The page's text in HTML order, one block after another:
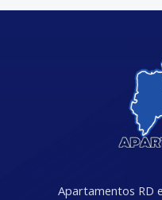
Apartamentos RD